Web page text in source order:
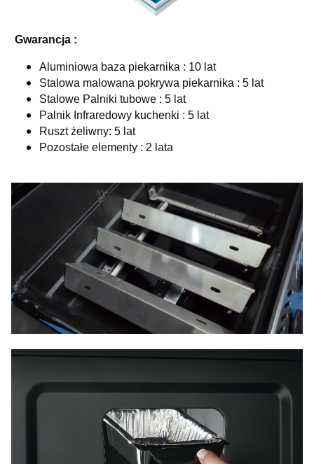
Gwarancja :
Aluminiowa baza piekarnika : 10 lat
Stalowa malowana pokrywa piekarnika : 5 lat
Stalowe Palniki tubowe : 5 lat
Palnik Infraredowy kuchenki : 5 lat
Ruszt żeliwny: 5 lat
Pozostałe elementy : 2 lata